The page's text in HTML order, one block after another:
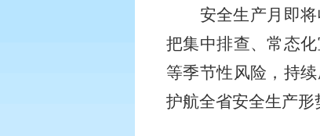
安全生产月即
把集中排查、常态
等季节性风险，持
护航全省安全生产形